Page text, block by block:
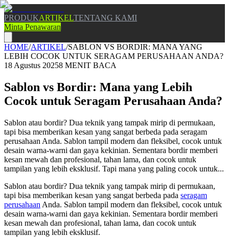
PRODUKARTIKELTENTANG KAMI
Minta Penawaran
HOME/ARTIKEL/SABLON VS BORDIR: MANA YANG
LEBIH COCOK UNTUK SERAGAM PERUSAHAAN ANDA?
18 Agustus 20258 MENIT BACA
Sablon vs Bordir: Mana yang Lebih
Cocok untuk Seragam Perusahaan Anda?
Sablon atau bordir? Dua teknik yang tampak mirip di permukaan,
tapi bisa memberikan kesan yang sangat berbeda pada seragam
perusahaan Anda. Sablon tampil modern dan fleksibel, cocok untuk
desain warna-warni dan gaya kekinian. Sementara bordir memberi
kesan mewah dan profesional, tahan lama, dan cocok untuk
tampilan yang lebih eksklusif. Tapi mana yang paling cocok untuk...
Sablon atau bordir? Dua teknik yang tampak mirip di permukaan,
tapi bisa memberikan kesan yang sangat berbeda pada seragam
perusahaan Anda. Sablon tampil modern dan fleksibel, cocok untuk
desain warna-warni dan gaya kekinian. Sementara bordir memberi
kesan mewah dan profesional, tahan lama, dan cocok untuk
tampilan yang lebih eksklusif.